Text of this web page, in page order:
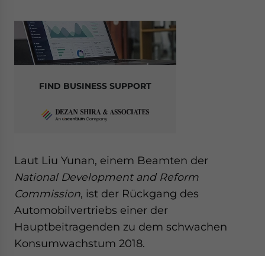
FIND BUSINESS SUPPORT
Laut Liu Yunan, einem Beamten der
National Development and Reform
Commission, ist der Rückgang des
Automobilvertriebs einer der
Hauptbeitragenden zu dem schwachen
Konsumwachstum 2018.